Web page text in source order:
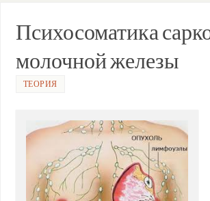
Психосоматика
молочной железы
ТЕОРИЯ